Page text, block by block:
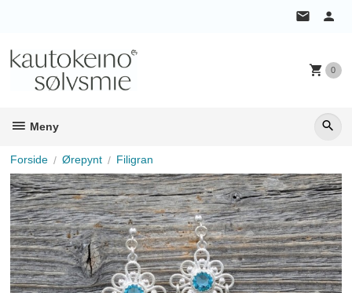
0
Meny
Forside Ørepynt Filigran